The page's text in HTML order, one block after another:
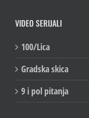
VIDEO SERIJALI
100/Lica
Gradska skica
9 i pol pitanja